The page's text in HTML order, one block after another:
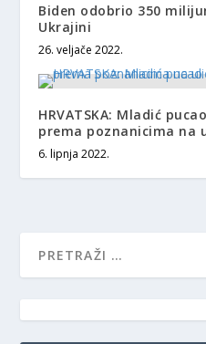
Biden odobrio 350
Ukrajini
26. veljače 2022.
HRVATSKA: Mladić
prema poznanicima na
6. lipnja 2022.